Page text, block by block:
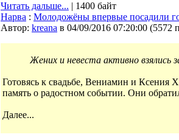
Читать дальше... | 1400 байт
Нарва : Молодожёны впервые посадили
Автор: kreana в 04/09/2016 07:20:00 (5572
Жених и невеста активно взялись
Готовясь к свадьбе, Вениамин и Ксения
память о радостном событии. Они
Далее...